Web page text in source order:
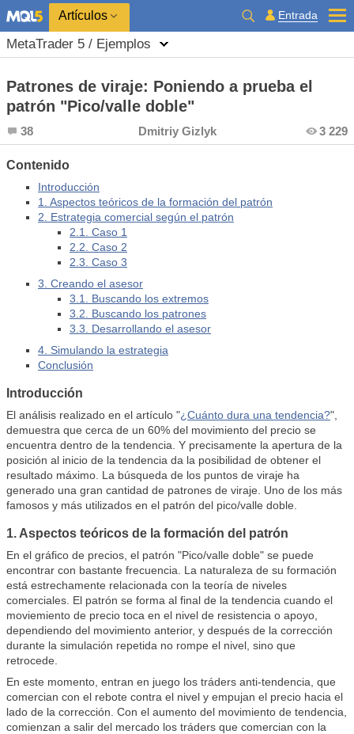
Artículos Entrada
MetaTrader 5 / Ejemplos
Patrones de viraje: Poniendo a prueba el
patrón "Pico/valle doble"
38 Dmitriy Gizlyk 3 229
Contenido
Introducción
1. Aspectos teóricos de la formación del patrón
2. Estrategia comercial según el patrón
2.1. Caso 1
2.2. Caso 2
2.3. Caso 3
3. Creando el asesor
3.1. Buscando los extremos
3.2. Buscando los patrones
3.3. Desarrollando el asesor
4. Simulando la estrategia
Conclusión
Introducción
El análisis realizado en el artículo "¿Cuánto dura una tendencia?",
demuestra que cerca de un 60% del movimiento del precio se
encuentra dentro de la tendencia. Y precisamente la apertura de la
posición al inicio de la tendencia da la posibilidad de obtener el
resultado máximo. La búsqueda de los puntos de viraje ha
generado una gran cantidad de patrones de viraje. Uno de los más
famosos y más utilizados en el patrón del pico/valle doble.
1. Aspectos teóricos de la formación del patrón
En el gráfico de precios, el patrón "Pico/valle doble" se puede
encontrar con bastante frecuencia. La naturaleza de su formación
está estrechamente relacionada con la teoría de niveles
comerciales. El patrón se forma al final de la tendencia cuando el
moviemiento de precio toca en el nivel de resistencia o apoyo,
dependiendo del movimiento anterior, y después de la corrección
durante la simulación repetida no rompe el nivel, sino que
retrocede.
En este momento, entran en juego los tráders anti-tendencia, que
comercian con el rebote contra el nivel y empujan el precio hacia el
lado de la corrección. Con el aumento del movimiento de tendencia,
comienzan a salir del mercado los tráders que comercian con la